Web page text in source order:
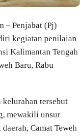
– Penjabat (Pj)
kegiatan penilaian
Kalimantan Tengah
Baru, Rabu
kelurahan tersebut
mewakili unsur
Camat Teweh